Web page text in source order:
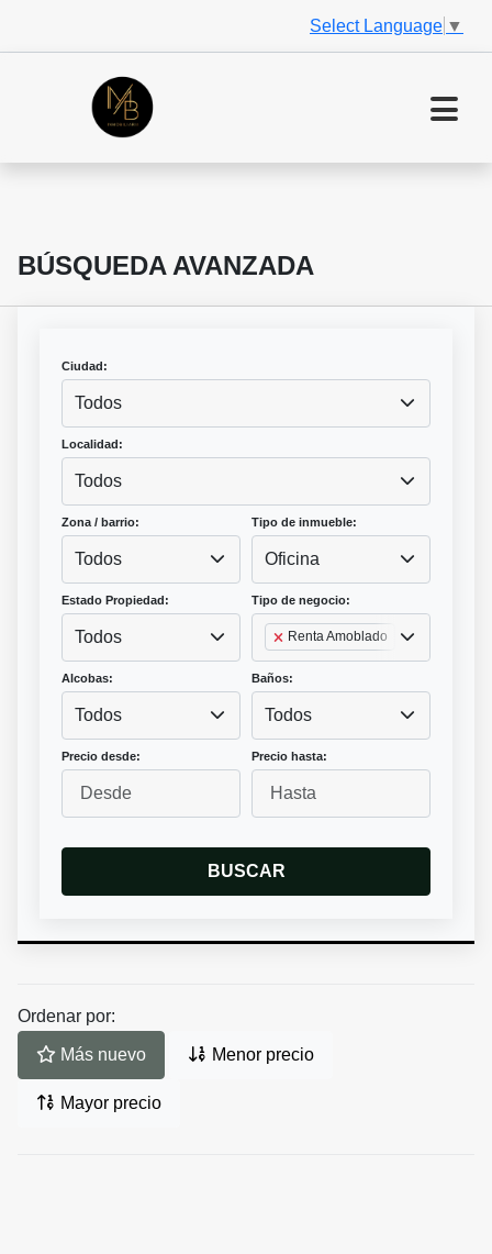
Select Language ▼
BÚSQUEDA AVANZADA
Ciudad:
Todos
Localidad:
Todos
Zona / barrio:
Todos
Tipo de inmueble:
Oficina
Estado Propiedad:
Todos
Tipo de negocio:
Renta Amoblado
Alcobas:
Todos
Baños:
Todos
Precio desde: Precio hasta:
BUSCAR
Ordenar por:
Más nuevo Menor precio
Mayor precio